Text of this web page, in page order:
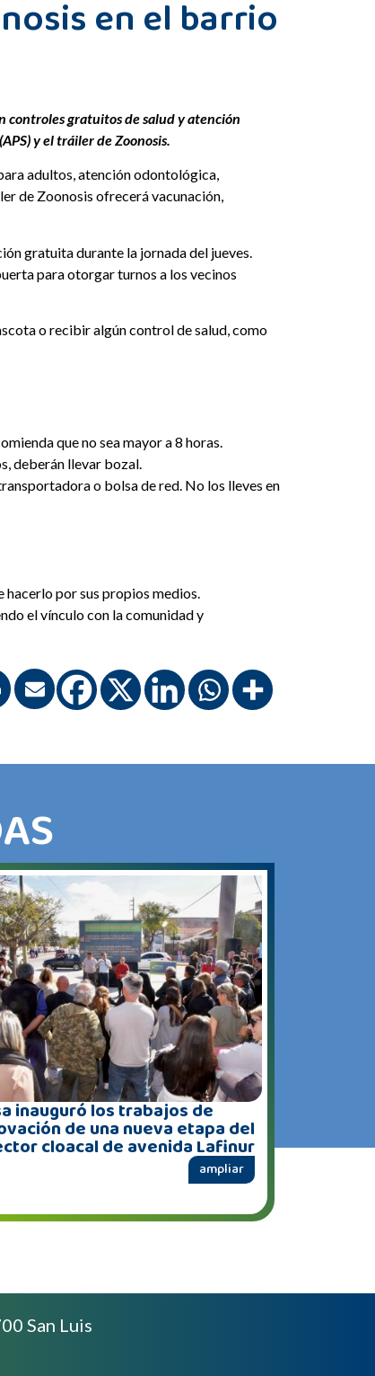
en el barrio
controles gratuitos de salud y atención
y el tráiler de Zoonosis.
adultos, atención odontológica,
de Zoonosis ofrecerá vacunación,
gratuita durante la jornada del jueves.
para otorgar turnos a los vecinos
o recibir algún control de salud, como
que no sea mayor a 8 horas.
deberán llevar bozal.
o bolsa de red. No los lleves en
hacerlo por sus propios medios.
el vínculo con la comunidad y
inauguró los trabajos de
de una nueva etapa del
cloacal de avenida Lafinur
ampliar
San Luis